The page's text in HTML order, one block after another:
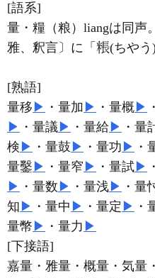
[語系]
量・糧（粮）liangは同声。
雅、釈言〕に「
(ちやう
[熟語]
量移 ▶ ・量加 ▶ ・量概 ▶
▶ ・量議 ▶ ・量給 ▶ ・量
検 ▶ ・量鼓 ▶ ・量功 ▶ ・
量鑿 ▶ ・量窄 ▶ ・量試 ▶
▶ ・量数 ▶ ・量浅 ▶ ・量
知 ▶ ・量中 ▶ ・量定 ▶ ・
量幣 ▶ ・量力 ▶
[下接語]
嘉量・雅量・概量・気量